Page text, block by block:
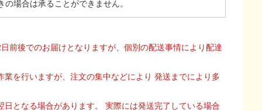
場合は承ることができません。
前後でのお届けとなりますが、個別の配送事情により配達
を行いますが、注文の集中などにより 発送までにより多
となる場合があります。 実際には発送完了している場合